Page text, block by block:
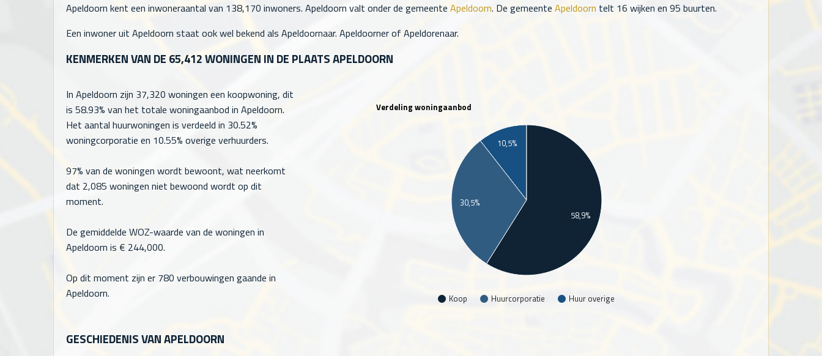
Apeldoorn kent een inwoneraantal van 138,170 inwoners. Apeldoorn valt onder de gemeente Apeldoorn. De gemeente Apeldoorn telt 16 wijken en 95 buurten.
Een inwoner uit Apeldoorn staat ook wel bekend als Apeldoornaar. Apeldoorner of Apeldorenaar.
KENMERKEN VAN DE 65,412WONINGEN IN DE PLAATS APELDOORN
In Apeldoorn zijn 37,320 woningen een koopwoning, dit
is 58.93% van het totale woningaanbod in Apeldoorn.
Het aantal huurwoningen is verdeeld in 30.52%
woningcorporatie en 10.55% overige verhuurders.
97% van de woningen wordt bewoont, wat neerkomt
dat 2,085 woningen niet bewoond wordt op dit
moment.
De gemiddelde WOZ-waarde van de woningen in
Apeldoorn is € 244,000.
Op dit moment zijn er 780 verbouwingen gaande in
Apeldoorn.
Verdeling woningaanbod
Koop Huurcorporatie Huur overige
10,5%
30,5%
58,9%
GESCHIEDENIS VAN APELDOORN